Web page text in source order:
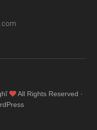
All Rights Reserved ·